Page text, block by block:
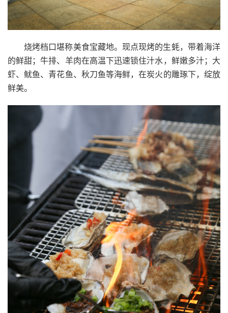
烧烤档口堪称美食宝藏地。现点现烤的生蚝，带着海洋
的鲜甜；牛排、羊肉在高温下迅速锁住汁水，鲜嫩多汁；大
虾、鱿鱼、青花鱼、秋刀鱼等海鲜，在炭火的雕琢下，绽放
鲜美。